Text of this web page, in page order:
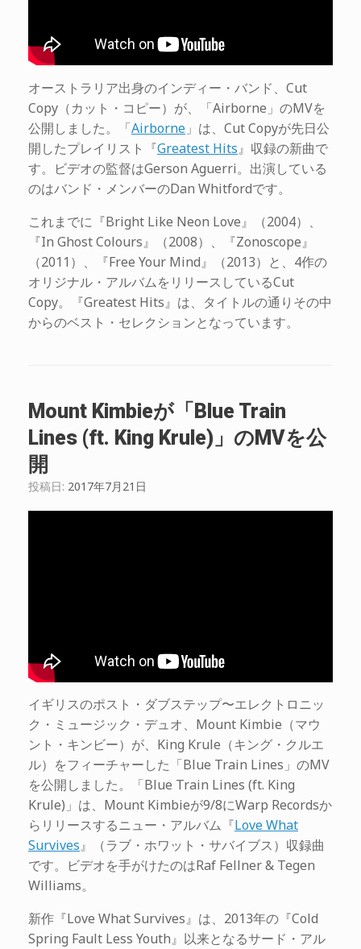
オーストラリア出身のインディー・バンド、Cut
Copy（カット・コピー）が、「Airborne」のMVを
公開しました。「Airborne 」は、Cut Copyが先日公
開したプレイリスト『Greatest Hits』収録の新曲で
す。ビデオの監督はGerson Aguerri。出演している
のはバンド・メンバーのDan Whitfordです。
これまでに『Bright Like Neon Love』（2004）、
『In Ghost Colours』（2008）、『Zonoscope』
（2011）、『Free Your Mind』（2013）と、4作の
オリジナル・アルバムをリリースしているCut
Copy。『Greatest Hits』は、タイトルの通りその中
からのベスト・セレクションとなっています。
Mount Kimbieが「Blue Train
Lines (ft. King Krule)」のMVを公
開
投稿日: 2017年7月21日
イギリスのポスト・ダブステップ〜エレクトロニッ
ク・ミュージック・デュオ、Mount Kimbie（マウ
ント・キンビー）が、King Krule（キング・クルエ
ル）をフィーチャーした「Blue Train Lines」のMV
を公開しました。「Blue Train Lines (ft. King
Krule)」は、Mount Kimbieが9/8にWarp Recordsか
らリリースするニュー・アルバム『Love What
Survives』（ラブ・ホワット・サバイブス）収録曲
です。ビデオを手がけたのはRaf Fellner & Tegen
Williams。
新作『Love What Survives』は、2013年の『Cold
Spring Fault Less Youth』以来となるサード・アル